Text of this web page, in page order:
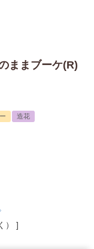
ままブーケ(R)
造花